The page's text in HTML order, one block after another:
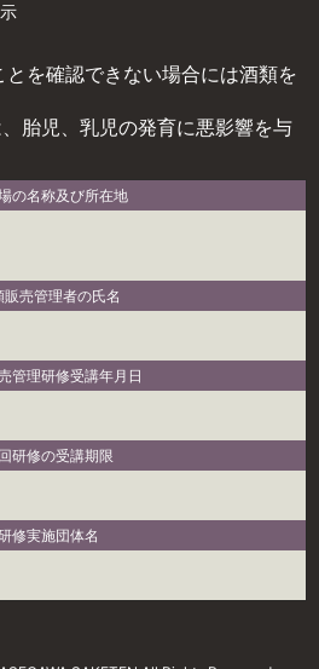
を確認できない場合には酒類を
胎児、乳児の発育に悪影響を与
の名称及び所在地
販売管理者の氏名
管理研修受講年月日
研修の受講期限
修実施団体名